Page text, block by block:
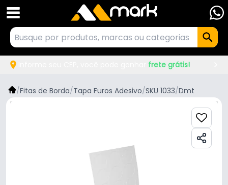
frete grátis!
/Fitas de Borda/Tapa Furos Adesivo/SKU 1033/Dmt